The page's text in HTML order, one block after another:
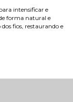
intensificar e
forma natural e
fios, restaurando e